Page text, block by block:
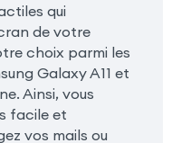
qui
de votre
choix parmi les
Galaxy A11 et
Ainsi, vous
facile et
vos mails ou